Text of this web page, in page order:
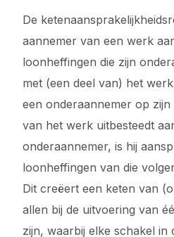
De
aannemer van een werk
loonheffingen die zijn
met (een deel van) het
een onderaannemer op
van het werk uitbesteedt
onderaannemer, is hij
loonheffingen van die
Dit creëert een keten van
allen bij de uitvoering van
zijn, waarbij elke schakel in